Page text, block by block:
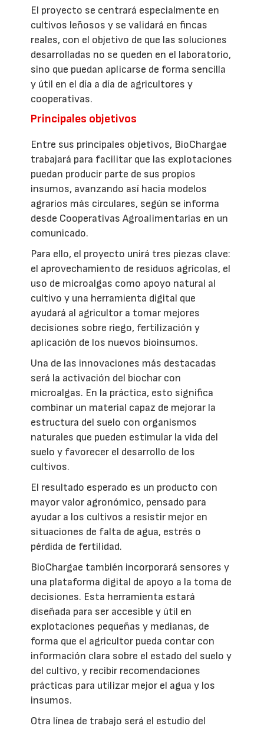
El proyecto se centrará especialmente en
cultivos leñosos y se validará en fincas
reales, con el objetivo de que las soluciones
desarrolladas no se queden en el laboratorio,
sino que puedan aplicarse de forma sencilla
y útil en el día a día de agricultores y
cooperativas.
Principales objetivos
Entre sus principales objetivos, BioChargae
trabajará para facilitar que las explotaciones
puedan producir parte de sus propios
insumos, avanzando así hacia modelos
agrarios más circulares, según se informa
desde Cooperativas Agroalimentarias en un
comunicado.
Para ello, el proyecto unirá tres piezas clave:
el aprovechamiento de residuos agrícolas, el
uso de microalgas como apoyo natural al
cultivo y una herramienta digital que
ayudará al agricultor a tomar mejores
decisiones sobre riego, fertilización y
aplicación de los nuevos bioinsumos.
Una de las innovaciones más destacadas
será la activación del biochar con
microalgas. En la práctica, esto significa
combinar un material capaz de mejorar la
estructura del suelo con organismos
naturales que pueden estimular la vida del
suelo y favorecer el desarrollo de los
cultivos.
El resultado esperado es un producto con
mayor valor agronómico, pensado para
ayudar a los cultivos a resistir mejor en
situaciones de falta de agua, estrés o
pérdida de fertilidad.
BioChargae también incorporará sensores y
una plataforma digital de apoyo a la toma de
decisiones. Esta herramienta estará
diseñada para ser accesible y útil en
explotaciones pequeñas y medianas, de
forma que el agricultor pueda contar con
información clara sobre el estado del suelo y
del cultivo, y recibir recomendaciones
prácticas para utilizar mejor el agua y los
insumos.
Otra línea de trabajo será el estudio del